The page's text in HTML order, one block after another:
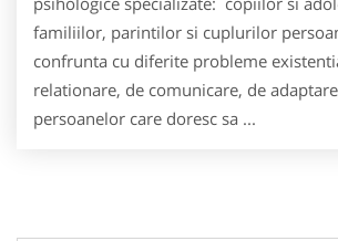
familiilor, parintilor si cuplurilor
confrunta cu diferite probleme
relationare, de comunicare, de
persoanelor care doresc sa ...